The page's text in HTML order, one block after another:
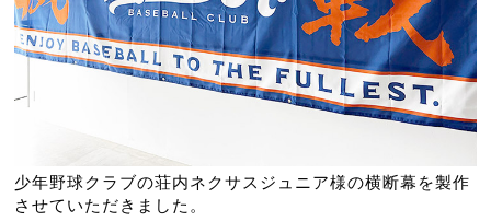
少年野球クラブの荘内ネクサスジュニア様の横断幕を製作
させていただきました。